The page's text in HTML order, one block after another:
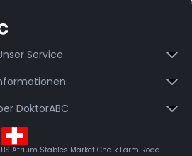
bei:
Service
DoktorABC
Atrium Stables Market Chalk Farm Road